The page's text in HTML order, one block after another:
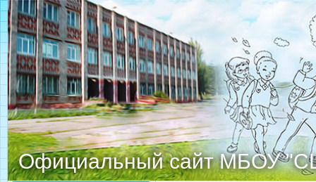
Официальный сайт МБОУ